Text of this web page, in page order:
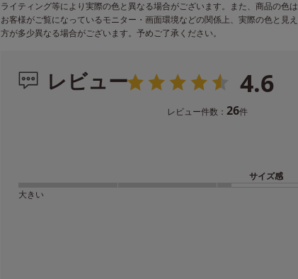
ライティング等により実際の色と異なる場合がございます。また、商品の色は
お客様がご覧になっているモニター・画面環境などの関係上、実際の色と見え
方が多少異なる場合がございます。予めご了承ください。
レビュー 4.6
レビュー件数： 26件
サイズ感
大きい